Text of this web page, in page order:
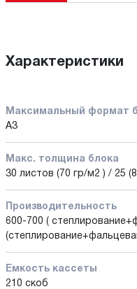
Характеристики
Максимальный формат
A3
Макс. толщина блока
30 листов (70 гр/м2 ) / 25
Производительность
600-700 (
Емкость кассеты
210 скоб